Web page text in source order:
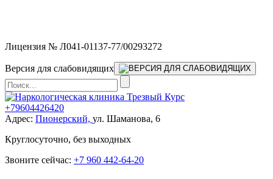
Лицензия № Л041-01137-77/00293272
Версия для слабовидящих
+79604426420
Адрес: Пионерский, ул. Шаманова, 6
Круглосуточно, без выходных
Звоните сейчас: +7 960 442-64-20